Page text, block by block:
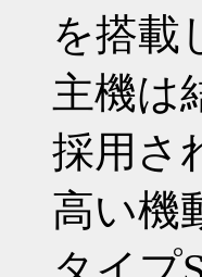
を搭載
主機は
採用さ
高い機